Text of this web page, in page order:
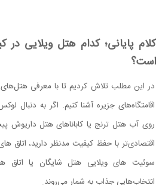
کلام پایانی؛ کدام هتل ویلایی
است؟
در این مطلب تلاش کردیم تا با معرفی هتل‌های
اقامتگاه‌های جزیره آشنا کنیم. اگر به دنبال
روی آب هتل ترنج یا کاباناهای هتل داریوش
اقتصادی‌تر با حفظ کیفیت مدنظر دارید، اتاق
سوئیت های ویلایی هتل شایگان یا اتاق
انتخاب‌هایی جذاب به شمار می‌روند.